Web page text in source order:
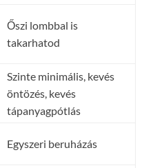
Őszi lombbal is
takarhatod
Szinte minimális, kevés
öntözés, kevés
tápanyagpótlás
Egyszeri beruházás